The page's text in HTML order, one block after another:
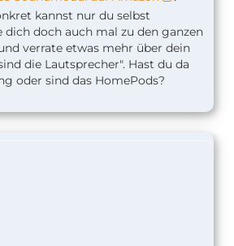
kannst nur du selbst
dich doch auch mal zu den ganzen
verrate etwas mehr über dein
die Lautsprecher". Hast du da
oder sind das HomePods?